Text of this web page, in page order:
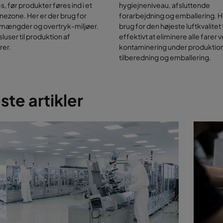
identifikation og sporbarhed
16890 og EN 1822 for garanterede filtreringseffektivitetsniveauer
før produkter føres ind i et
Her er der brug for
og overtryk-miljøer.
til produktion af
hygiejneniveau, afsluttende
forarbejdning og emballering.
brug for den højeste luftkvalitet
effektivt at eliminere alle farer
kontaminering under
tilberedning og emballering.
artikler